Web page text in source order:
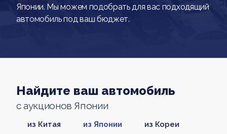
Японии. Мы можем подобрать для вас подходящий
автомобиль под ваш бюджет.
Найдите ваш автомобиль
с аукционов Японии
из Китая из Японии из Кореи